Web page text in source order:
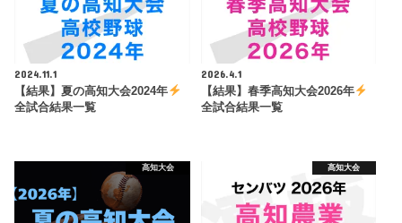
2024.11.1
【結果】夏の高知大会2024年
全試合結果一覧
2026.4.1
【結果】春季高知大会2026年
全試合結果一覧
高知大会 高知大会